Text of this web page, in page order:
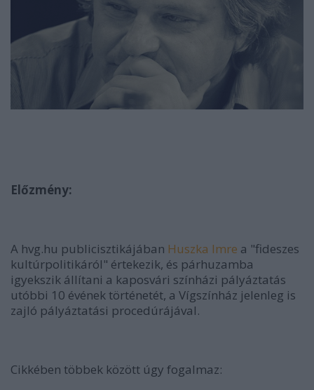
Előzmény:
A hvg.hu publicisztikájában Huszka Imre a "fideszes
kultúrpolitikáról" értekezik, és párhuzamba
igyekszik állítani a kaposvári színházi pályáztatás
utóbbi 10 évének történetét, a Vígszínház jelenleg is
zajló pályáztatási procedúrájával.
Cikkében többek között úgy fogalmaz: